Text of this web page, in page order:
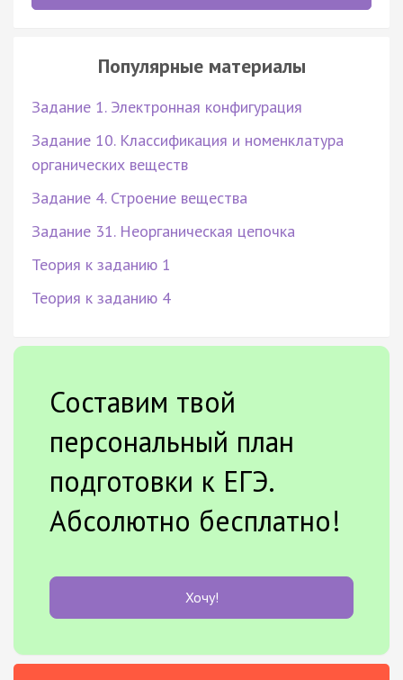
Популярные материалы
Задание 1. Электронная конфигурация
Задание 10. Классификация и номенклатура
органических веществ
Задание 4. Строение вещества
Задание 31. Неорганическая цепочка
Теория к заданию 1
Теория к заданию 4
Составим твой
персональный план
подготовки к ЕГЭ.
Абсолютно бесплатно!
Хочу!